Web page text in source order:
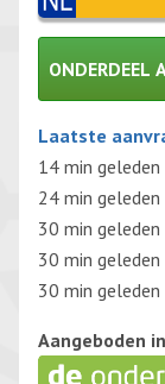
ONDERDEEL
Gelieve dit veld
Laatste
14 min geleden
24 min geleden
30 min geleden
30 min geleden
30 min geleden
Aangeboden